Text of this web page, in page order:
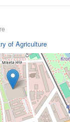
of Agriculture